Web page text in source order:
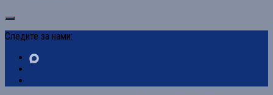
Следите за нами: